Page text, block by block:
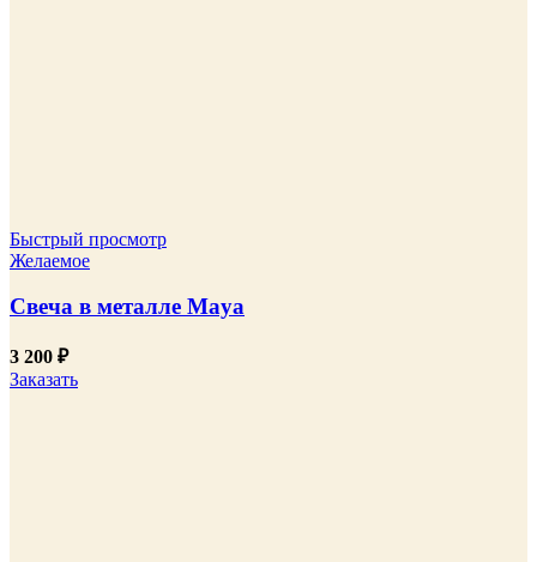
Быстрый просмотр
Желаемое
Свеча в металле Maya
3 200 ₽
Заказать